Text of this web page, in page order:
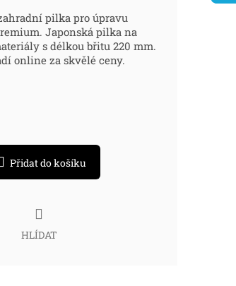
pilka pro úpravu
Japonská pilka na
s délkou břitu 220 mm.
online za skvělé ceny.
Přidat do košíku
HLÍDAT